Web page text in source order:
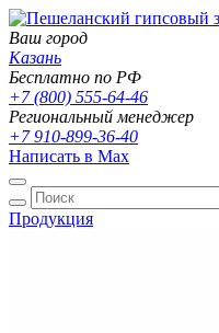
Ваш город
Казань
Бесплатно по РФ
+7 (800) 555-64-46
Региональный менеджер
+7 910-899-36-40
Написать в Max
Продукция